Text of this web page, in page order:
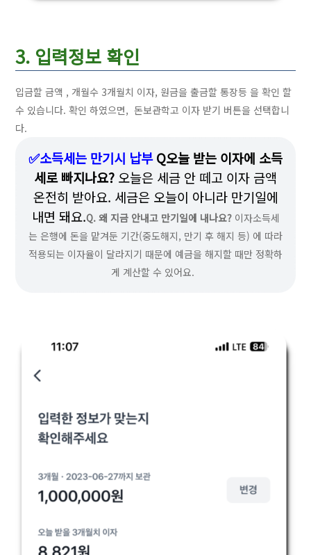
3. 입력정보 확인
입금할 금액 , 개월수 3개월치 이자, 원금을 출금할 통장등 을 확인 할
수 있습니다. 확인 하였으면, 돈보관학고 이자 받기 버튼을 선택합니
다.
✅소득세는 만기시 납부Q오늘 받는 이자에 소득
세로 빠지나요? 오늘은 세금 안 떼고 이자 금액
온전히 받아요. 세금은 오늘이 아니라 만기일에
내면 돼요.Q. 왜 지금 안내고 만기일에 내나요?이자소득세
는 은행에 돈을 맡겨둔 기간(중도해지, 만기 후 해지 등) 에 따라
적용되는 이자율이 달라지기 때문에 예금을 해지할 때만 정확하
게 계산할 수 있어요.